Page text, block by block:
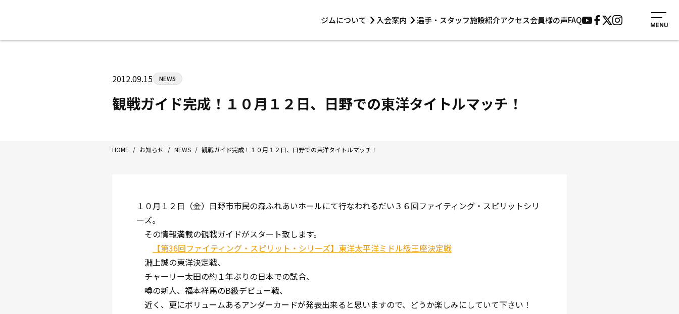
ジムについて 入会案内 選手・スタッフ施設紹介アクセス会員様の声FAQ MENU
Tel/Fax：042-622-7222
選手・スタッフ
アクセス
2012.09.15 NEWS
観戦ガイド完成！１０月１２日、日野での東洋タイトルマッチ！
HOME / お知らせ / NEWS / 観戦ガイド完成！１０月１２日、日野での東洋タイトルマッチ！
１０月１２日（金）日野市市民の森ふれあいホールにて行なわれるだい３６回ファイティング・スピリットシリ
ーズ。
その情報満載の観戦ガイドがスタート致します。
【第36回ファイティング・スピリット・シリーズ】東洋太平洋ミドル級王座決定戦
淵上誠の東洋決定戦、
チャーリー太田の約１年ぶりの日本での試合、
噂の新人、福本祥馬のB級デビュー戦、
近く、更にボリュームあるアンダーカードが発表出来ると思いますので、どうか楽しみにしていて下さい！